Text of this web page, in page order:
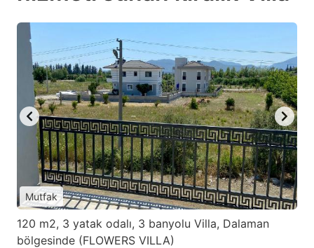
Mutfak
120 m2, 3 yatak odalı, 3 banyolu Villa, Dalaman
bölgesinde (FLOWERS VILLA)